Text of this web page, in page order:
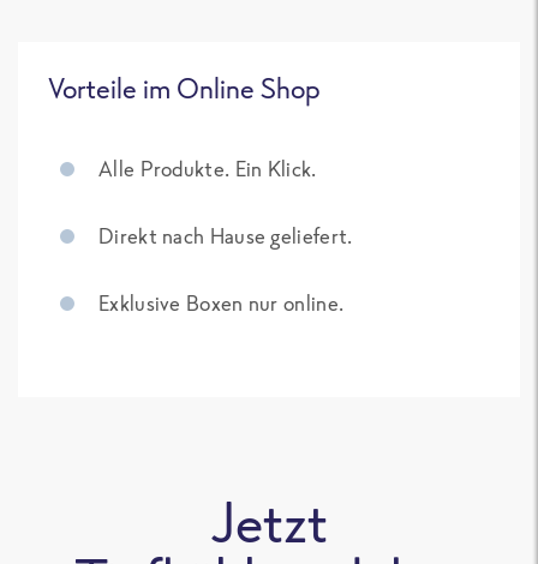
Vorteile im Online Shop
Alle Produkte. Ein Klick.
Direkt nach Hause geliefert.
Exklusive Boxen nur online.
Jetzt